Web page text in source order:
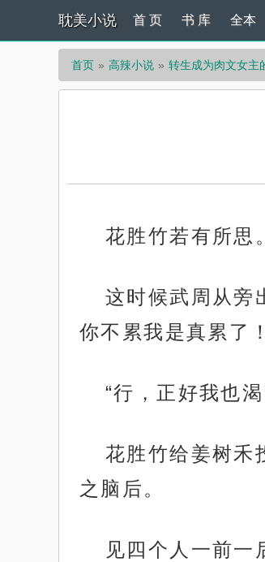
耽美小说 首 页 书 库 全本
首页 高辣小说 转生成为肉文女主
花胜竹若有所思。
这时候武周从旁
你不累我是真累了
“行，正好我也渴
花胜竹给姜树禾
之脑后。
见四个人一前一